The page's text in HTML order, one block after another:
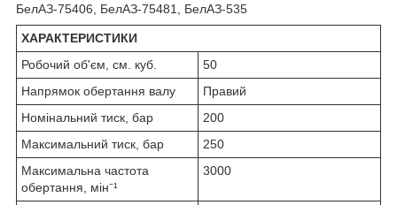
БелАЗ-75406, БелАЗ-75481, БелАЗ-535
ХАРАКТЕРИСТИКИ
Робочий об'єм, см. куб.
50
Напрямок обертання валу
Правий
Номінальний тиск, бар
200
Максимальний тиск, бар
250
Максимальна частота
обертання, мін⁻¹
3000